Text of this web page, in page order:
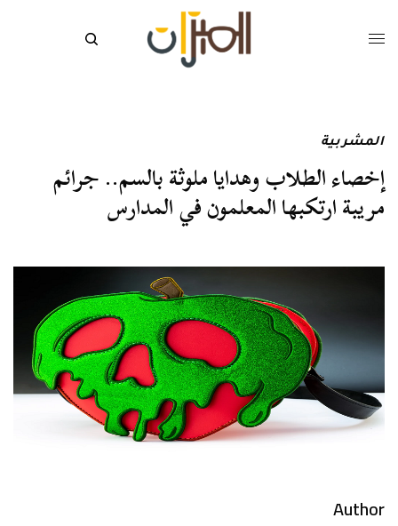
المشربية
إخصاء الطلاب وهدايا ملوثة بالسم.. جرائم
مريبة ارتكبها المعلمون في المدارس
Author